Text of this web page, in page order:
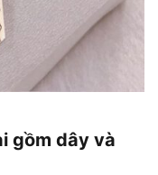
gồm dây và